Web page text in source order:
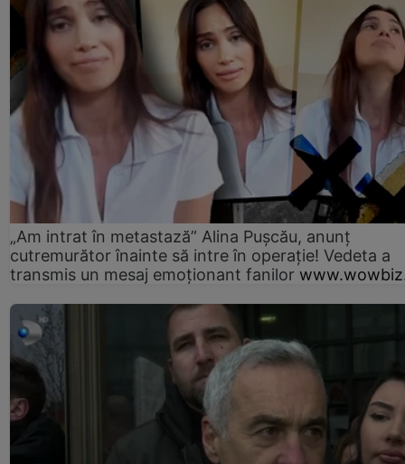
„Am intrat în metastază” Alina Pușcău, anunț
cutremurător înainte să intre în operație! Vedeta a
transmis un mesaj emoționant fanilor